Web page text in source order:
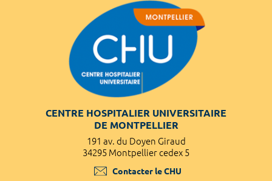
CENTRE HOSPITALIER UNIVERSITAIRE
DE MONTPELLIER
191 av. du Doyen Giraud
34295 Montpellier cedex 5
Contacter le CHU